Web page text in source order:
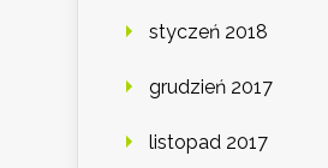
styczeń 2018
grudzień 2017
listopad 2017